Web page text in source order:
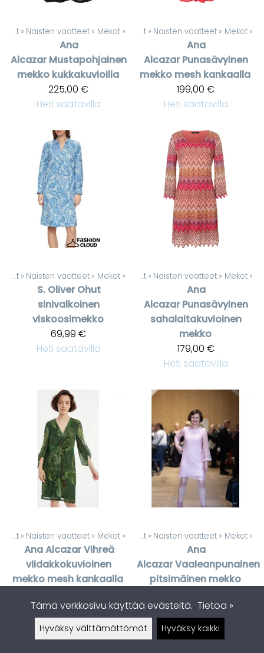
Tuotteet ‪» Naisten vaatteet ‪» Mekot ‪»
Ana
Alcazar Mustapohjainen
mekko kukkakuvioilla
225,00 €
Heti saatavilla
Tuotteet ‪» Naisten vaatteet ‪» Mekot ‪»
Ana
Alcazar Punasävyinen
mekko mesh kankaalla
199,00 €
Heti saatavilla
Tuotteet ‪» Naisten vaatteet ‪» Mekot ‪»
S. Oliver Ohut
sinivalkoinen
viskoosimekko
69,99 €
Heti saatavilla
Tuotteet ‪» Naisten vaatteet ‪» Mekot ‪»
Ana
Alcazar Punasävyinen
sahalaitakuvioinen
mekko
179,00 €
Heti saatavilla
Tuotteet ‪» Naisten vaatteet ‪» Mekot ‪»
Ana AlcazarVihreä
viidakkokuvioinen
mekko mesh kankaalla
Heti saatavilla
Tuotteet ‪» Naisten vaatteet ‪» Mekot ‪»
Ana
AlcazarVaaleanpunainen
pitsimäinen mekko
Heti saatavilla
Tämä verkkosivu käyttää evästeitä. Tietoa »
Hyväksy välttämättömät Hyväksy kaikki